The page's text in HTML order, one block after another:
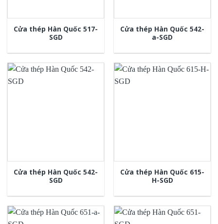
Cửa thép Hàn Quốc 517-
SGD
Cửa thép Hàn Quốc 542-
a-SGD
Cửa thép Hàn Quốc 542-
SGD
Cửa thép Hàn Quốc 615-
H-SGD